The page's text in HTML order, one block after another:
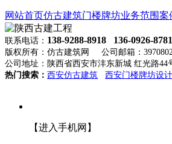
网站首页仿古建筑门楼牌坊业务范围案
联系电话： 138-9288-8918 136-0926-8781
版权所有：仿古建筑网 公司邮箱：
公司地址：陕西省西安市沣东新城 红光路44
热门搜索： 西安仿古建筑 西安门楼牌坊设计
【进入手机网】